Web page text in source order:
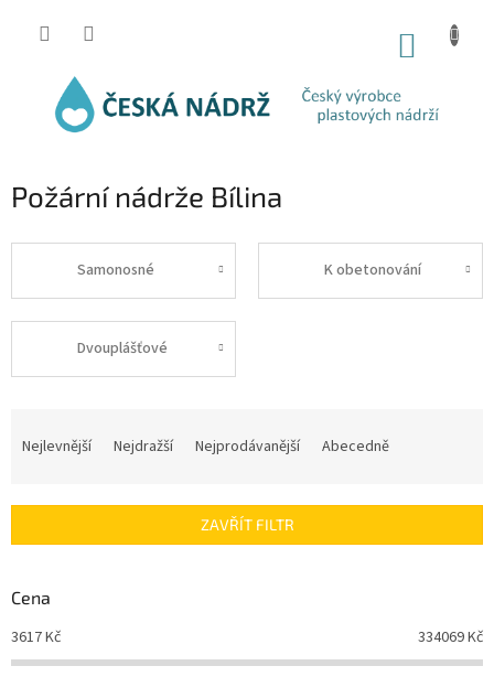
Požární nádrže Bílina
Samonosné K obetonování
Dvouplášťové
í
r
o
d
u
Nejlevnější Nejdražší Nejprodávanější Abecedně
ZAVŘÍT FILTR
Cena
3617Kč 334069Kč